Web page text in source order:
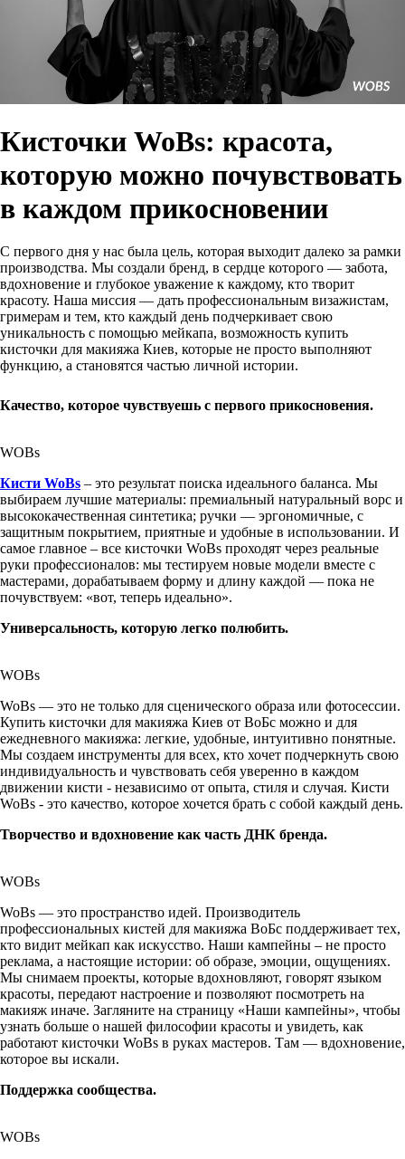
Кисточки WoBs: красота,
которую можно почувствовать
в каждом прикосновении
С первого дня у нас была цель, которая выходит далеко за рамки
производства. Мы создали бренд, в сердце которого — забота,
вдохновение и глубокое уважение к каждому, кто творит
красоту. Наша миссия — дать профессиональным визажистам,
гримерам и тем, кто каждый день подчеркивает свою
уникальность с помощью мейкапа, возможность купить
кисточки для макияжа Киев, которые не просто выполняют
функцию, а становятся частью личной истории.
Качество, которое чувствуешь с первого прикосновения.
WOBs
Кисти WoBs – это результат поиска идеального баланса. Мы
выбираем лучшие материалы: премиальный натуральный ворс и
высококачественная синтетика; ручки — эргономичные, с
защитным покрытием, приятные и удобные в использовании. И
самое главное – все кисточки WoBs проходят через реальные
руки профессионалов: мы тестируем новые модели вместе с
мастерами, дорабатываем форму и длину каждой — пока не
почувствуем: «вот, теперь идеально».
Универсальность, которую легко полюбить.
WOBs
WoBs — это не только для сценического образа или фотосессии.
Купить кисточки для макияжа Киев от ВоБс можно и для
ежедневного макияжа: легкие, удобные, интуитивно понятные.
Мы создаем инструменты для всех, кто хочет подчеркнуть свою
индивидуальность и чувствовать себя уверенно в каждом
движении кисти - независимо от опыта, стиля и случая. Кисти
WoBs - это качество, которое хочется брать с собой каждый день.
Творчество и вдохновение как часть ДНК бренда.
WOBs
WoBs — это пространство идей. Производитель
профессиональных кистей для макияжа ВоБс поддерживает тех,
кто видит мейкап как искусство. Наши кампейны – не просто
реклама, а настоящие истории: об образе, эмоции, ощущениях.
Мы снимаем проекты, которые вдохновляют, говорят языком
красоты, передают настроение и позволяют посмотреть на
макияж иначе. Загляните на страницу «Наши кампейны», чтобы
узнать больше о нашей философии красоты и увидеть, как
работают кисточки WoBs в руках мастеров. Там — вдохновение,
которое вы искали.
Поддержка сообщества.
WOBs